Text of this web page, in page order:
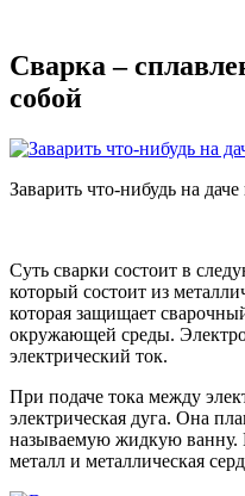
Сварка –
собой
Заварить что-нибудь на
Суть сварки состоит в
который состоит из
которая защищает
окружающей среды.
электрический ток.
При подаче тока между
электрическая дуга. Она
называемую жидкую ванну.
металл и металлическая